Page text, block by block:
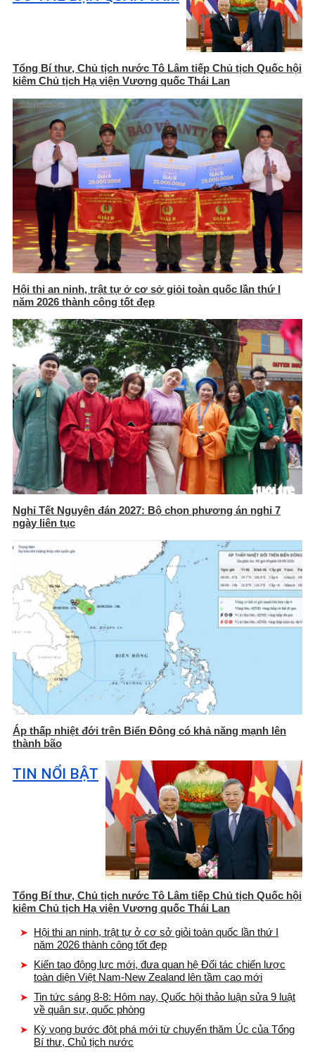
Tổng Bí thư, Chủ tịch nước Tô Lâm tiếp Chủ tịch Quốc hội
kiêm Chủ tịch Hạ viện Vương quốc Thái Lan
Hội thi an ninh, trật tự ở cơ sở giỏi toàn quốc lần thứ I
năm 2026 thành công tốt đẹp
Nghỉ Tết Nguyên đán 2027: Bộ chọn phương án nghỉ 7
ngày liên tục
Áp thấp nhiệt đới trên Biển Đông có khả năng mạnh lên
thành bão
TIN NỔI BẬT
Tổng Bí thư, Chủ tịch nước Tô Lâm tiếp Chủ tịch Quốc hội
kiêm Chủ tịch Hạ viện Vương quốc Thái Lan
Hội thi an ninh, trật tự ở cơ sở giỏi toàn quốc lần thứ I
năm 2026 thành công tốt đẹp
Kiến tạo động lực mới, đưa quan hệ Đối tác chiến lược
toàn diện Việt Nam-New Zealand lên tầm cao mới
Tin tức sáng 8-8: Hôm nay, Quốc hội thảo luận sửa 9 luật
về quân sự, quốc phòng
Kỳ vọng bước đột phá mới từ chuyến thăm Úc của Tổng
Bí thư, Chủ tịch nước